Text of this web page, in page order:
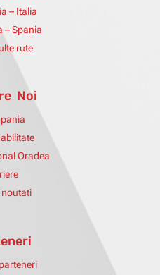
– Italia
– Spania
rute
Noi
Oradea
noutati